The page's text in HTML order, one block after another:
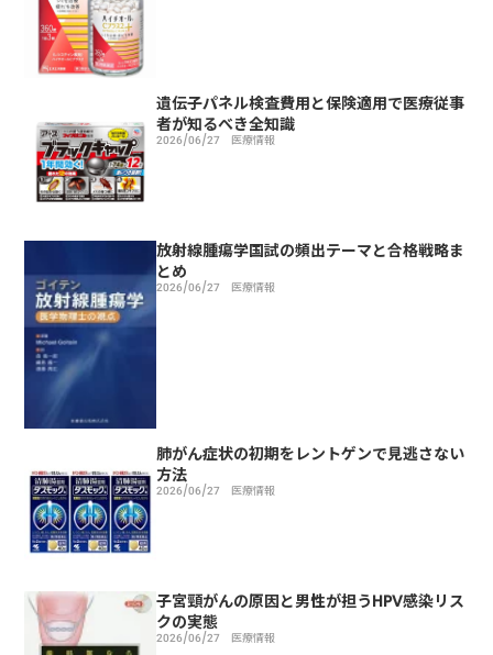
遺伝子パネル検査費用と保険適用で医療従事
者が知るべき全知識
2026/06/27 医療情報
放射線腫瘍学国試の頻出テーマと合格戦略ま
とめ
2026/06/27 医療情報
肺がん症状の初期をレントゲンで見逃さない
方法
2026/06/27 医療情報
子宮頸がんの原因と男性が担うHPV感染リス
クの実態
2026/06/27 医療情報